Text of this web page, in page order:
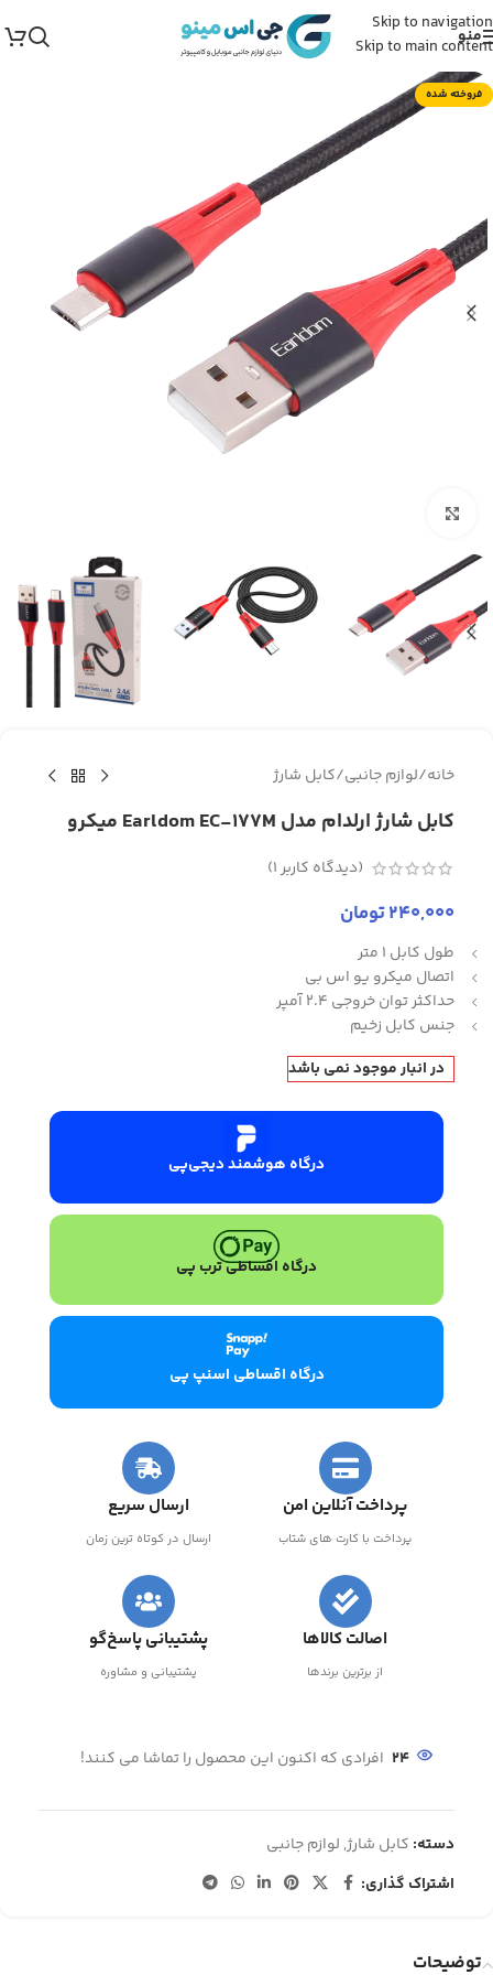
Skip to navigation
Skip to main content
منو
فروخته شده
خانه/لوازم جانبی/کابل شارژ
کابل شارژ ارلدام مدل Earldom EC-177M میکرو
(دیدگاه کاربر1
)
240,000تومان
طول کابل 1 متر
اتصال میکرو یو اس بی
حداکثر توان خروجی 2.4 آمپر
جنس کابل زخیم
در انبار موجود نمی باشد
درگاه هوشمند دیجی‌پی
درگاه اقساطی ترب پی
درگاه اقساطی اسنپ پی
پرداخت آنلاین امن
پرداخت با کارت های شتاب
ارسال سریع
ارسال در کوتاه ترین زمان
اصالت کالاها
از برترین برندها
پشتیبانی پاسخ‌گو
پشتیبانی و مشاوره
24 افرادی که اکنون این محصول را تماشا می کنند!
دسته: کابل شارژ, لوازم جانبی
اشتراک گذاری:
توضیحات